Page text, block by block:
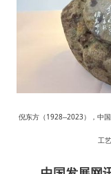
倪东方（1928--2023），中
工